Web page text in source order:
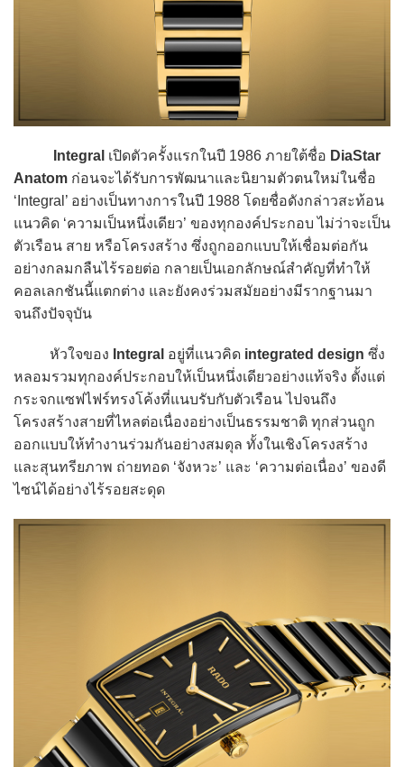
Integral เปิดตัวครั้งแรกในปี 1986 ภายใต้ชื่อ DiaStar
Anatom ก่อนจะได้รับการพัฒนาและนิยามตัวตนใหม่ในชื่อ
‘Integral’ อย่างเป็นทางการในปี 1988 โดยชื่อดังกล่าวสะท้อน
แนวคิด ‘ความเป็นหนึ่งเดียว’ ของทุกองค์ประกอบ ไม่ว่าจะเป็น
ตัวเรือน สาย หรือโครงสร้าง ซึ่งถูกออกแบบให้เชื่อมต่อกัน
อย่างกลมกลืนไร้รอยต่อ กลายเป็นเอกลักษณ์สำคัญที่ทำให้
คอลเลกชันนี้แตกต่าง และยังคงร่วมสมัยอย่างมีรากฐานมา
จนถึงปัจจุบัน
หัวใจของ Integral อยู่ที่แนวคิด integrated design ซึ่ง
หลอมรวมทุกองค์ประกอบให้เป็นหนึ่งเดียวอย่างแท้จริง ตั้งแต่
กระจกแซฟไฟร์ทรงโค้งที่แนบรับกับตัวเรือน ไปจนถึง
โครงสร้างสายที่ไหลต่อเนื่องอย่างเป็นธรรมชาติ ทุกส่วนถูก
ออกแบบให้ทำงานร่วมกันอย่างสมดุล ทั้งในเชิงโครงสร้าง
และสุนทรียภาพ ถ่ายทอด ‘จังหวะ’ และ ‘ความต่อเนื่อง’ ของดี
ไซน์ได้อย่างไร้รอยสะดุด